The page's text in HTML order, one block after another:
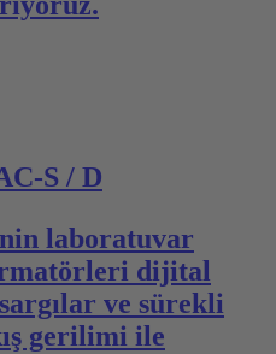
S / D
laboratuvar
dijital
ve sürekli
gerilimi ile